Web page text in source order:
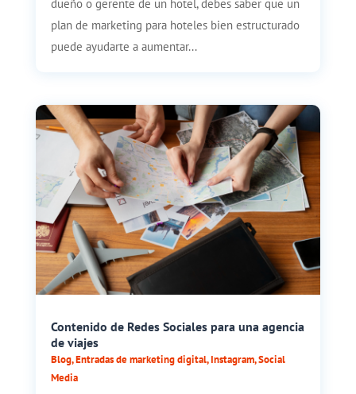
dueño o gerente de un hotel, debes saber que un
plan de marketing para hoteles bien estructurado
puede ayudarte a aumentar...
Contenido de Redes Sociales para una agencia
de viajes
Blog,Entradas de marketing digital,Instagram,Social
Media